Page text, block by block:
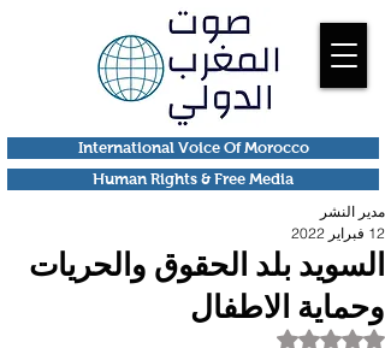
Human Rights & Free Media
International Voice Of Morocco
السويد بلد الحقوق والحريات
وحماية الاطفال
مدير النشر
12 فبراير 2022
تم التقييم بـ ليس رقمًا من أصل 5 نجوم.